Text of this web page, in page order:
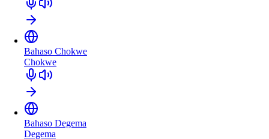
Bahaso Chokwe
Chokwe
Bahaso Degema
Degema